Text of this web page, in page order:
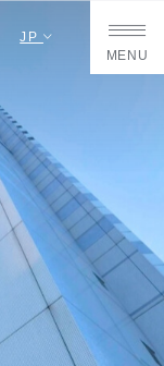
JP
MENU